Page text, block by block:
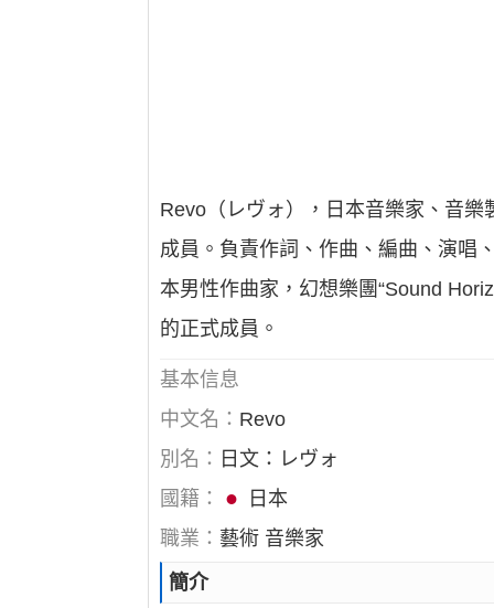
Revo（レヴォ），日本音樂家、音
成員。負責作詞、作曲、編曲、演唱
本男性作曲家，幻想樂團“Sound
的正式成員。
基本信息
中文名： Revo
別名： 日文：レヴォ
國籍：
日本
職業： 藝術 音樂家
簡介